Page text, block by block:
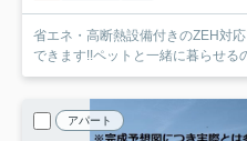
省エネ・高断熱設備付きのZEH対
できます!!ペットと一緒に暮らせる
アパート